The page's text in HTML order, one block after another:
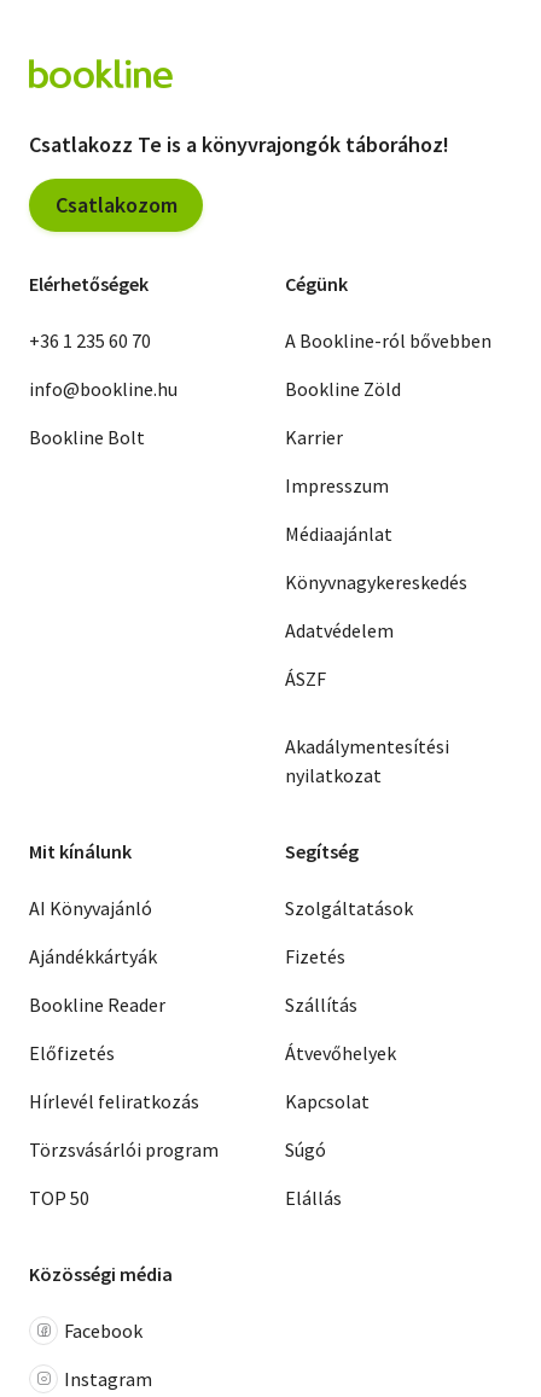
Csatlakozz Te is a könyvrajongók táborához!
Csatlakozom
Elérhetőségek
+36 1 235 60 70
info@bookline.hu
Bookline Bolt
Cégünk
A Bookline-ról bővebben
Bookline Zöld
Karrier
Impresszum
Médiaajánlat
Könyvnagykereskedés
Adatvédelem
ÁSZF
Akadálymentesítési
nyilatkozat
Mit kínálunk
AI Könyvajánló
Ajándékkártyák
Bookline Reader
Előfizetés
Hírlevél feliratkozás
Törzsvásárlói program
TOP 50
Segítség
Szolgáltatások
Fizetés
Szállítás
Átvevőhelyek
Kapcsolat
Súgó
Elállás
Közösségi média
Facebook
Instagram